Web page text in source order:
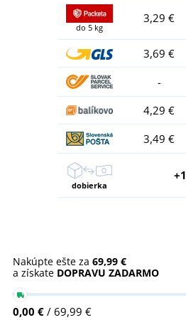
do 5 kg
3,29 €
3,69 €
-
4,29 €
3,49 €
dobierka
Nakúpte ešte za 69,99 €
a získate DOPRAVU ZADARMO
0,00 € / 69,99 €